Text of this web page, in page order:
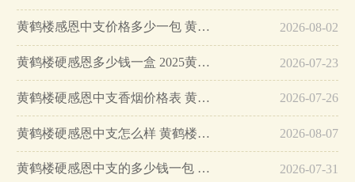
黄鹤楼感恩中支价格多少一包 黄鹤楼感恩中支最新价格… 2026-08-02
黄鹤楼硬感恩多少钱一盒 2025黄鹤楼硬感恩价格… 2026-07-23
黄鹤楼硬感恩中支香烟价格表 黄鹤楼(感恩中支)30元好抽吗… 2026-07-26
黄鹤楼硬感恩中支怎么样 黄鹤楼硬感恩中支价格表图片2025… 2026-08-07
黄鹤楼硬感恩中支的多少钱一包 黄鹤楼硬感恩中支怎么样… 2026-07-31